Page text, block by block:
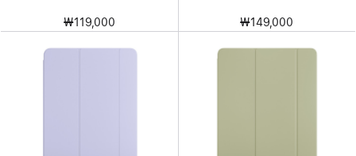
₩119,000 ₩149,000